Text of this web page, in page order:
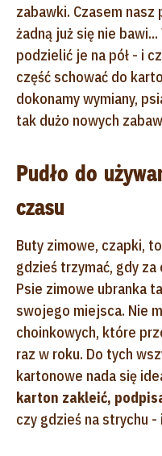
zabawki. Czasem
żadną już się nie
podzielić je na pół - i
część schować do
dokonamy wymiany,
tak dużo nowych
Pudło do
czasu
Buty zimowe, czapki,
gdzieś trzymać, gdy za
Psie zimowe ubranka
swojego miejsca. Nie
choinkowych, które
raz w roku. Do tych
kartonowe nada się
karton zakleić,
czy gdzieś na strychu